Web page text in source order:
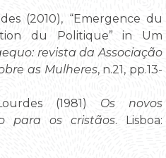
(2010), “Emergence du
du Politique” in Um
revista da Associação
as Mulheres, n.21, pp.13-
(1981) Os novos
para os cristãos. Lisboa: